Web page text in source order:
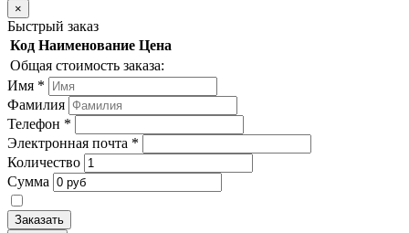
×
Быстрый заказ
Код Наименование Цена
Общая стоимость заказа:
Имя *
Фамилия
Телефон *
Электронная почта *
Количество
Сумма
Заказать